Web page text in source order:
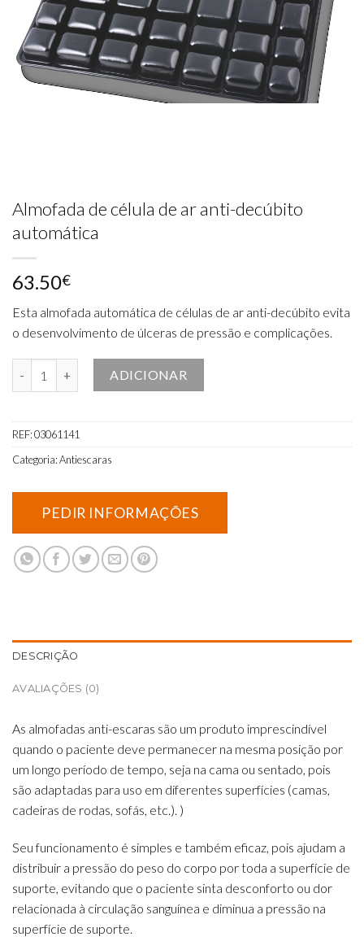
Almofada de célula de ar anti-decúbito
automática
63.50€
Esta almofada automática de células de ar anti-decúbito evita
o desenvolvimento de úlceras de pressão e complicações.
Quantidade de Almofada de célula de ar anti-decúbito automática
ADICIONAR
REF:03061141
Categoria:Antiescaras
DESCRIÇÃO
AVALIAÇÕES (0)
As almofadas anti-escaras são um produto imprescindível
quando o paciente deve permanecer na mesma posição por
um longo período de tempo, seja na cama ou sentado, pois
são adaptadas para uso em diferentes superfícies (camas,
cadeiras de rodas, sofás, etc.). )
Seu funcionamento é simples e também eficaz, pois ajudam a
distribuir a pressão do peso do corpo por toda a superfície de
suporte, evitando que o paciente sinta desconforto ou dor
relacionada à circulação sanguínea e diminua a pressão na
superfície de suporte.